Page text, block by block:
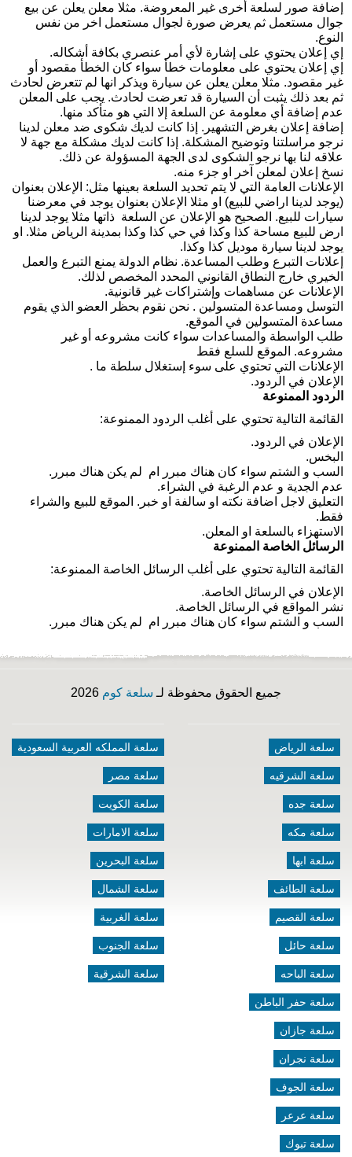
إضافة صور لسلعة أخرى غير المعروضة. مثلا معلن يعلن عن بيع
جوال مستعمل ثم يعرض صورة لجوال مستعمل اخر من نفس
النوع.
إي إعلان يحتوي على إشارة لأي أمر عنصري بكافة أشكاله.
إي إعلان يحتوي على معلومات خطأ سواء كان الخطأ مقصود أو
غير مقصود‫. مثلا معلن يعلن عن سيارة ويذكر انها لم تتعرض لحادث
ثم بعد ذلك يثبت أن السيارة قد تعرضت لحادث‫. يجب على المعلن
عدم إضافة أي معلومة عن السلعة إلا التي هو متأكد منها‫.
إضافة إعلان بغرض التشهير. إذا كانت لديك شكوى ضد معلن لدينا
نرجو مراسلتنا وتوضيح المشكلة. إذا كانت لديك مشكلة مع جهة لا
علاقه لنا بها نرجو الشكوى لدى الجهة المسؤولة عن ذلك.
نسخ إعلان لمعلن آخر او جزء منه.
الإعلانات العامة التي لا يتم تحديد السلعة بعينها مثل‫: الإعلان بعنوان
‫(يوجد لدينا اراضي للبيع‫) او مثلا الإعلان بعنوان يوجد في معرضنا
سيارات للبيع‫. الصحيح هو الإعلان عن السلعة ذاتها مثلا يوجد لدينا
ارض للبيع مساحة كذا وكذا في حي كذا وكذا بمدينة الرياض مثلا‫. او
يوجد لدينا سيارة موديل كذا وكذا‫.
إعلانات التبرع وطلب المساعدة. نظام الدولة يمنع التبرع والعمل
الخيري خارج النطاق القانوني المحدد المخصص لذلك.
الإعلانات عن مساهمات وإشتراكات غير قانونية.
التوسل ومساعدة المتسولين . نحن نقوم بحظر العضو الذي يقوم
مساعدة المتسولين في الموقع.
طلب الواسطة والمساعدات سواء كانت مشروعه أو غير
مشروعه. الموقع للسلع فقط
الإعلانات التي تحتوي على سوء إستغلال سلطة ما .
الإعلان في الردود.
الردود الممنوعة
القائمة التالية تحتوي على أغلب الردود الممنوعة:
الإعلان في الردود.
البخس.
السب و الشتم سواء كان هناك مبرر ام لم يكن هناك مبرر .
عدم الجدية و عدم الرغبة في الشراء.
التعليق لاجل اضافة نكته او سالفة او خبر. الموقع للبيع والشراء
فقط.
الاستهزاء بالسلعة او المعلن.
الرسائل الخاصة الممنوعة
القائمة التالية تحتوي على أغلب الرسائل الخاصة الممنوعة:
الإعلان في الرسائل الخاصة.
نشر المواقع في الرسائل الخاصة.
السب و الشتم سواء كان هناك مبرر ام لم يكن هناك مبرر .
جميع الحقوق محفوظة لـ سلعة كوم
سلعة الرياض
سلعة الشرقيه
سلعة جده
سلعة مكه
سلعة ابها
سلعة الطائف
سلعة القصيم
سلعة حائل
سلعة الباحه
سلعة حفر الباطن
سلعة جازان
سلعة نجران
سلعة الجوف
سلعة عرعر
سلعة تبوك
سلعة المملكه العربية السعودية
سلعة مصر
سلعة الكويت
سلعة الامارات
سلعة البحرين
سلعة الشمال
سلعة الغربية
سلعة الجنوب
سلعة الشرقية